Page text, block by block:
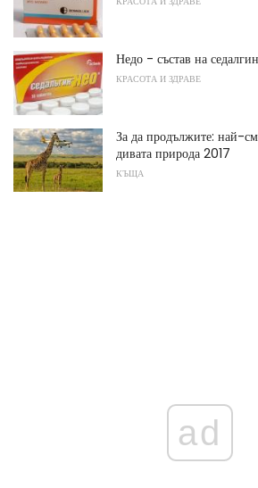
Недо - състав на седалгин
КРАСОТА И ЗДРАВЕ
За да продължите: най-
дивата природа 2017
КЪЩА
ad